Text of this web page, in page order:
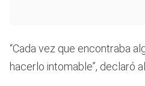
“Cada vez que encontraba
hacerlo intomable”, declaró